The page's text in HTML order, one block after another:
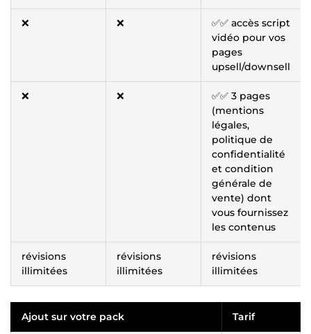
❌ ❌
✅✅ accès script
vidéo pour vos
pages
upsell/downsell
❌ ❌
✅✅ 3 pages
(mentions
légales,
politique de
confidentialité
et condition
générale de
vente) dont
vous fournissez
les contenus
révisions
illimitées
révisions
illimitées
révisions
illimitées
Ajout sur votre pack Tarif